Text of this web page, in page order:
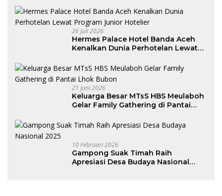
26 Juli 2026
Hermes Palace Hotel Banda Aceh
Kenalkan Dunia Perhotelan Lewat
21 Juni 2026
Keluarga Besar MTsS HBS Meulaboh
Gelar Family Gathering di Pantai
10 Februari 2026
Gampong Suak Timah Raih
Apresiasi Desa Budaya Nasional